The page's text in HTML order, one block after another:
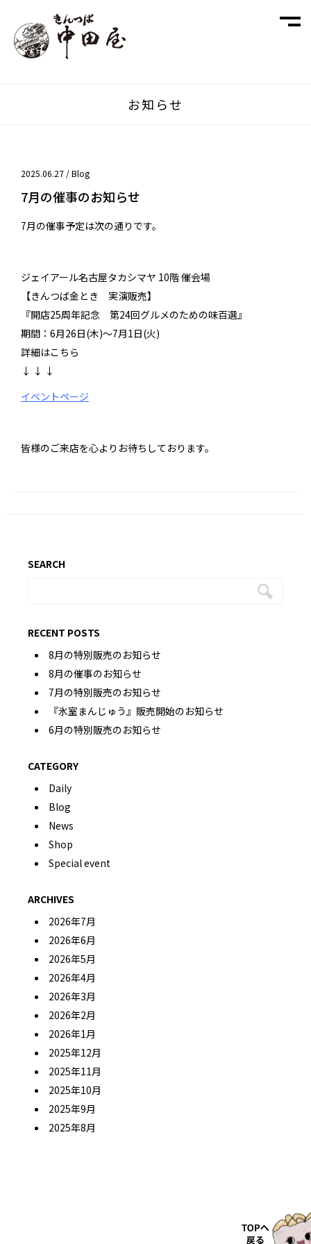
お知らせ
2025.06.27 /Blog
7月の催事のお知らせ
7月の催事予定は次の通りです。
ジェイアール名古屋タカシマヤ 10階 催会場
【きんつば金とき 実演販売】
『開店25周年記念 第24回グルメのための味百選』
期間：6月26日(木)～7月1日(火)
詳細はこちら
↓ ↓ ↓
イベントページ
皆様のご来店を心よりお待ちしております。
SEARCH
RECENT POSTS
8月の特別販売のお知らせ
8月の催事のお知らせ
7月の特別販売のお知らせ
『氷室まんじゅう』販売開始のお知らせ
6月の特別販売のお知らせ
CATEGORY
Daily
Blog
News
Shop
Special event
ARCHIVES
2026年7月
2026年6月
2026年5月
2026年4月
2026年3月
2026年2月
2026年1月
2025年12月
2025年11月
2025年10月
2025年9月
2025年8月